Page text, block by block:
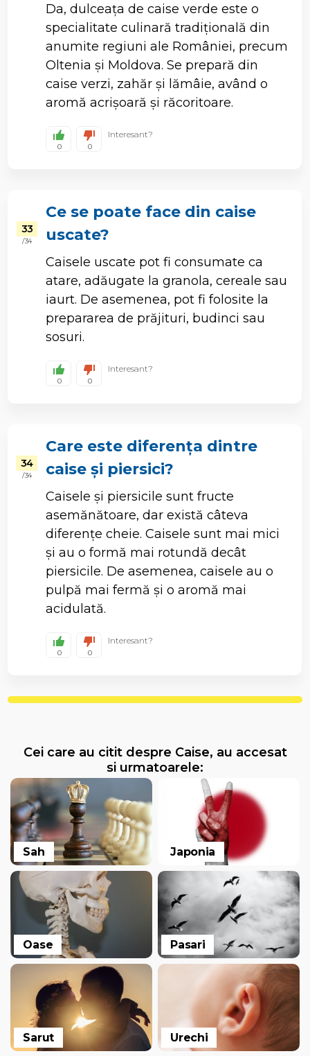
Da, dulceața de caise verde este o
specialitate culinară tradițională din
anumite regiuni ale României, precum
Oltenia și Moldova. Se prepară din
caise verzi, zahăr și lămâie, având o
aromă acrișoară și răcoritoare.
0 0
Interesant?
33
/ 34
Ce se poate face din caise
uscate?
Caisele uscate pot fi consumate ca
atare, adăugate la granola, cereale sau
iaurt. De asemenea, pot fi folosite la
prepararea de prăjituri, budinci sau
sosuri.
0 0
Interesant?
34
/ 34
Care este diferența dintre
caise și piersici?
Caisele și piersicile sunt fructe
asemănătoare, dar există câteva
diferențe cheie. Caisele sunt mai mici
și au o formă mai rotundă decât
piersicile. De asemenea, caisele au o
pulpă mai fermă și o aromă mai
acidulată.
0 0
Interesant?
Cei care au citit despre Caise, au accesat
si urmatoarele:
Sah Japonia
Oase Pasari
Sarut Urechi